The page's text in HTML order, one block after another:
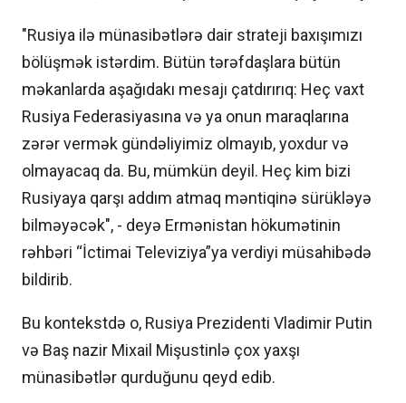
"Rusiya ilə münasibətlərə dair strateji baxışımızı
bölüşmək istərdim. Bütün tərəfdaşlara bütün
məkanlarda aşağıdakı mesajı çatdırırıq: Heç vaxt
Rusiya Federasiyasına və ya onun maraqlarına
zərər vermək gündəliyimiz olmayıb, yoxdur və
olmayacaq da. Bu, mümkün deyil. Heç kim bizi
Rusiyaya qarşı addım atmaq məntiqinə sürükləyə
bilməyəcək", - deyə Ermənistan hökumətinin
rəhbəri “İctimai Televiziya”ya verdiyi müsahibədə
bildirib.
Bu kontekstdə o, Rusiya Prezidenti Vladimir Putin
və Baş nazir Mixail Mişustinlə çox yaxşı
münasibətlər qurduğunu qeyd edib.